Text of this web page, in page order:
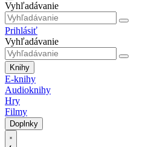
Vyhľadávanie
Prihlásiť
Vyhľadávanie
Knihy
E-knihy
Audioknihy
Hry
Filmy
Doplnky